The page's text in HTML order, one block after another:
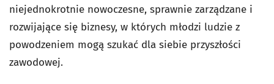
niejednokrotnie nowoczesne, sprawnie zarządzane i
rozwijające się biznesy, w których młodzi ludzie z
powodzeniem mogą szukać dla siebie przyszłości
zawodowej.